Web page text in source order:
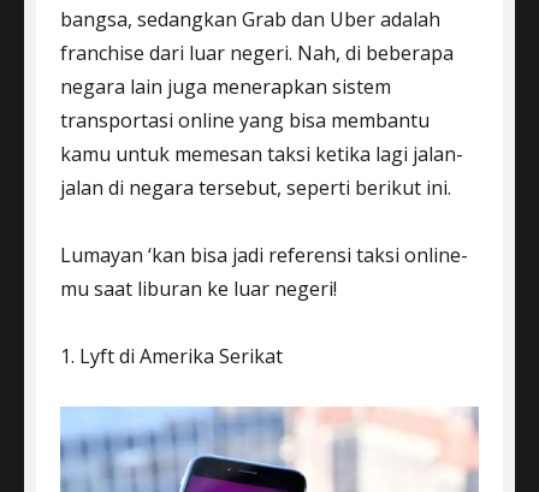
bangsa, sedangkan Grab dan Uber adalah
franchise dari luar negeri. Nah, di beberapa
negara lain juga menerapkan sistem
transportasi online yang bisa membantu
kamu untuk memesan taksi ketika lagi jalan-
jalan di negara tersebut, seperti berikut ini.
Lumayan ‘kan bisa jadi referensi taksi online-
mu saat liburan ke luar negeri!
1. Lyft di Amerika Serikat